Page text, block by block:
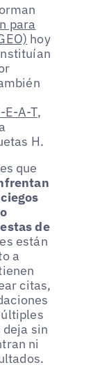
para
hoy
E-A-T,
H.
que
de
están
a
citas,
sin
ni